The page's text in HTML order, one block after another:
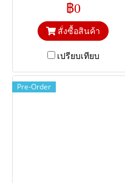
Range 0-30 mm. & Depth 116
mm. Chisel R 0,75 mm
฿0
สั่งซื้อสินค้า
เปรียบเทียบ
Pre-Order